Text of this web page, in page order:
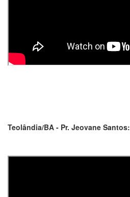
Teolândia/BA - Pr. Jeovane Santos: